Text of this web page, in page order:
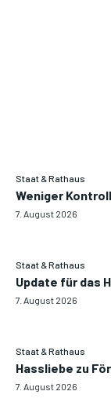
Staat & Rathaus
Weniger
7. August 2026
Staat & Rathaus
Update für das
7. August 2026
Staat & Rathaus
Hassliebe zu
7. August 2026